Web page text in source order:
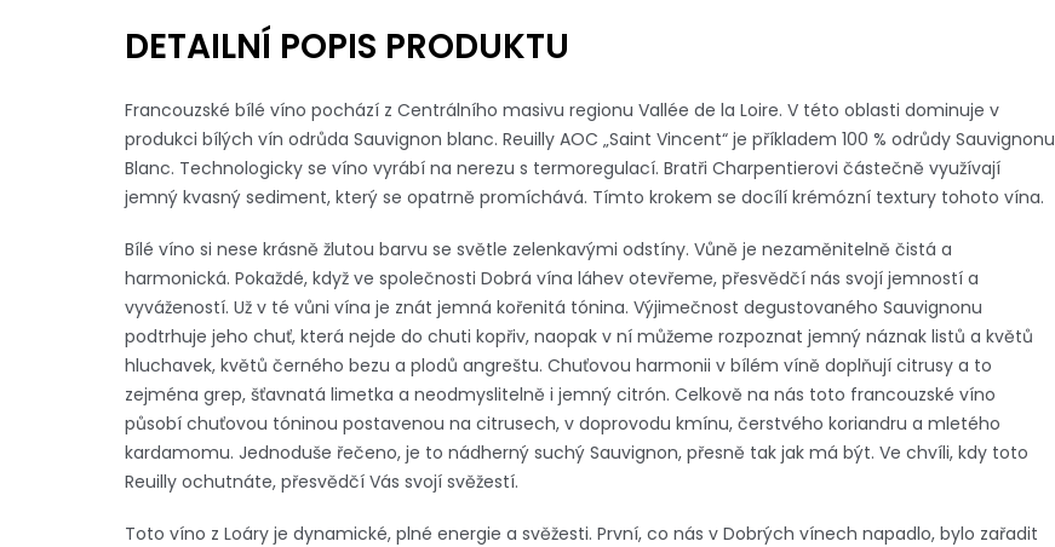
DETAILNÍ POPIS PRODUKTU
Francouzské bílé víno pochází z Centrálního masivu regionu Vallée de la Loire. V této oblasti dominuje v
produkci bílých vín odrůda Sauvignon blanc. Reuilly AOC „Saint Vincent“ je příkladem 100 % odrůdy Sauvignonu
Blanc. Technologicky se víno vyrábí na nerezu s termoregulací. Bratři Charpentierovi částečně využívají
jemný kvasný sediment, který se opatrně promíchává. Tímto krokem se docílí krémózní textury tohoto vína.
Bílé víno si nese krásně žlutou barvu se světle zelenkavými odstíny. Vůně je nezaměnitelně čistá a
harmonická. Pokaždé, když ve společnosti Dobrá vína láhev otevřeme, přesvědčí nás svojí jemností a
vyvážeností. Už v té vůni vína je znát jemná kořenitá tónina. Výjimečnost degustovaného Sauvignonu
podtrhuje jeho chuť, která nejde do chuti kopřiv, naopak v ní můžeme rozpoznat jemný náznak listů a květů
hluchavek, květů černého bezu a plodů angreštu. Chuťovou harmonii v bílém víně doplňují citrusy a to
zejména grep, šťavnatá limetka a neodmyslitelně i jemný citrón. Celkově na nás toto francouzské víno
působí chuťovou tóninou postavenou na citrusech, v doprovodu kmínu, čerstvého koriandru a mletého
kardamomu. Jednoduše řečeno, je to nádherný suchý Sauvignon, přesně tak jak má být. Ve chvíli, kdy toto
Reuilly ochutnáte, přesvědčí Vás svojí svěžestí.
Toto víno z Loáry je dynamické, plné energie a svěžesti. První, co nás v Dobrých vínech napadlo, bylo zařadit